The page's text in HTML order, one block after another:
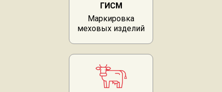
ГИСМ
Маркировка
меховых изделий